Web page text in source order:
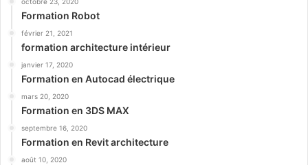
Formation Robot
février 21, 2021
formation architecture intérieur
janvier 17, 2020
Formation en Autocad électrique
mars 20, 2020
Formation en 3DS MAX
septembre 16, 2020
Formation en Revit architecture
août 10, 2020